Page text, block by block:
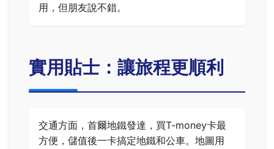
用，但朋友說不錯。
實用貼士：讓旅程更順利
交通方面，首爾地鐵發達，買T-money卡最
方便，儲值後一卡搞定地鐵和公車。地圖用